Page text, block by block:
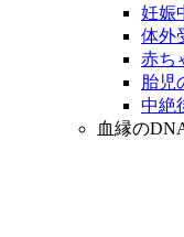
妊娠
体外
赤ち
胎児
中絶
血縁の